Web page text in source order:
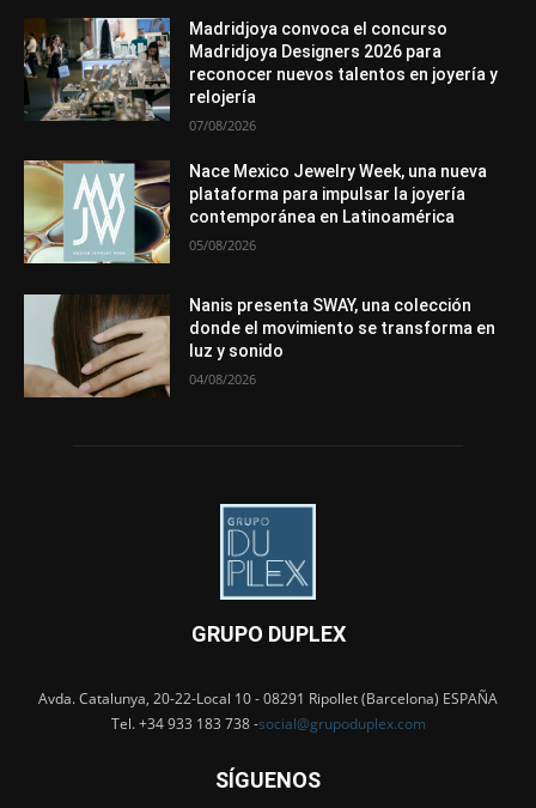
Mundo Técnico
Novedades Opiniones
Perspectiva
Premios
Secciones Sin categoría
Más
Madridjoya convoca el concurso
Madridjoya Designers 2026 para
reconocer nuevos talentos en joyería y
relojería
07/08/2026
Nace Mexico Jewelry Week, una nueva
plataforma para impulsar la joyería
contemporánea en Latinoamérica
05/08/2026
Nanis presenta SWAY, una colección
donde el movimiento se transforma en
luz y sonido
04/08/2026
GRUPO DUPLEX
Avda. Catalunya, 20-22-Local 10 - 08291 Ripollet (Barcelona) ESPAÑA
Tel. +34 933 183 738 -social@grupoduplex.com
SÍGUENOS